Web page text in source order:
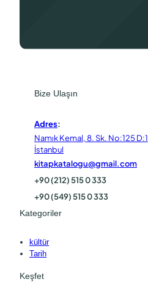
Bize Ulaşın
Adres:
Namık Kemal, 8. Sk. No:125
İstanbul
kitapkatalogu@gmail.com
+90 (212) 515 0 333
+90 (549) 515 0 333
Kategoriler
kültür
Tarih
Keşfet